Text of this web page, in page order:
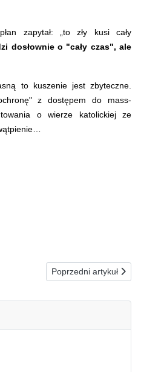
zapytał: „to zły kusi cały
dosłownie o "cały czas", ale
to kuszenie jest zbyteczne.
z dostępem do mass-
o wierze katolickiej ze
ZA MAŁPUJĄCYCH NASZĄ
Następna strona:
Poprzedni artykuł